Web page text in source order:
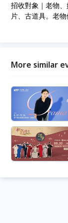
招收對象｜老物
片、古道具。老
More similar